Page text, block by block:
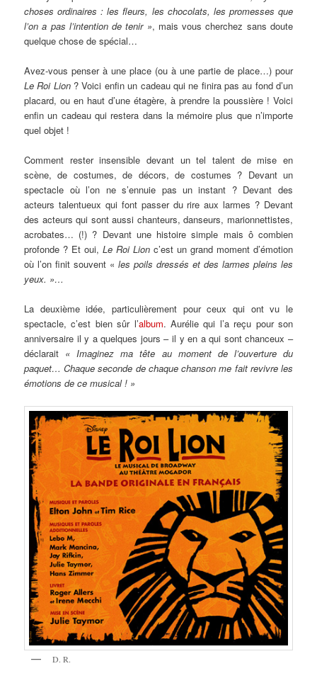
choses ordinaires : les fleurs, les chocolats, les promesses que
l’on a pas l’intention de tenir », mais vous cherchez sans doute
quelque chose de spécial…
Avez-vous penser à une place (ou à une partie de place…) pour
Le Roi Lion? Voici enfin un cadeau qui ne finira pas au fond d’un
placard, ou en haut d’une étagère, à prendre la poussière ! Voici
enfin un cadeau qui restera dans la mémoire plus que n’importe
quel objet !
Comment rester insensible devant un tel talent de mise en
scène, de costumes, de décors, de costumes ? Devant un
spectacle où l’on ne s’ennuie pas un instant ? Devant des
acteurs talentueux qui font passer du rire aux larmes ? Devant
des acteurs qui sont aussi chanteurs, danseurs, marionnettistes,
acrobates… (!) ? Devant une histoire simple mais ô combien
profonde ? Et oui,Le Roi Lion c’est un grand moment d’émotion
où l’on finit souvent «les poils dressés et des larmes pleins les
yeux. »…
La deuxième idée, particulièrement pour ceux qui ont vu le
spectacle, c’est bien sûr l’album. Aurélie qui l’a reçu pour son
anniversaire il y a quelques jours – il y en a qui sont chanceux –
déclarait « Imaginez ma tête au moment de l’ouverture du
paquet… Chaque seconde de chaque chanson me fait revivre les
émotions de ce musical ! »
D. R.